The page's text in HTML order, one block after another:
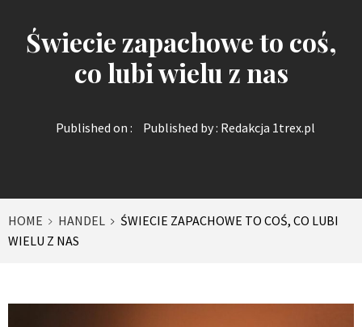
Świecie zapachowe to coś,
co lubi wielu z nas
Published on : Published by : Redakcja 1trex.pl
HOME HANDEL
ŚWIECIE ZAPACHOWE TO COŚ, CO LUBI
WIELU Z NAS